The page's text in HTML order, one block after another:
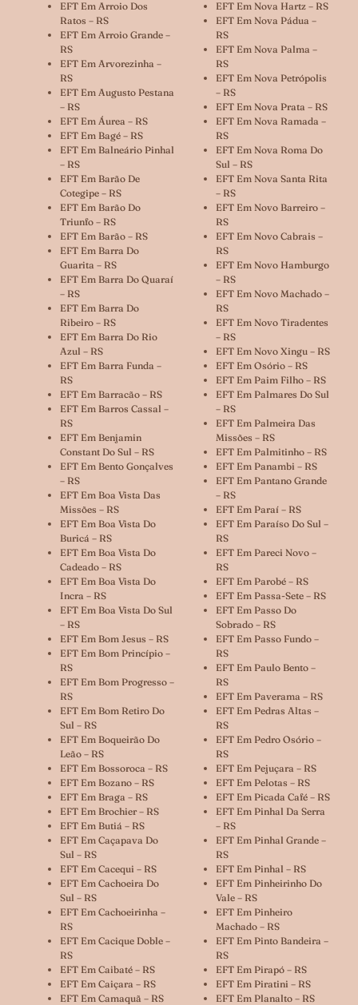
EFT Em Arroio Dos
Ratos – RS
EFT Em Arroio Grande –
RS
EFT Em Arvorezinha –
RS
EFT Em Augusto Pestana
– RS
EFT Em Áurea – RS
EFT Em Bagé – RS
EFT Em Balneário Pinhal
– RS
EFT Em Barão De
Cotegipe – RS
EFT Em Barão Do
Triunfo – RS
EFT Em Barão – RS
EFT Em Barra Do
Guarita – RS
EFT Em Barra Do Quaraí
– RS
EFT Em Barra Do
Ribeiro – RS
EFT Em Barra Do Rio
Azul – RS
EFT Em Barra Funda –
RS
EFT Em Barracão – RS
EFT Em Barros Cassal –
RS
EFT Em Benjamin
Constant Do Sul – RS
EFT Em Bento Gonçalves
– RS
EFT Em Boa Vista Das
Missões – RS
EFT Em Boa Vista Do
Buricá – RS
EFT Em Boa Vista Do
Cadeado – RS
EFT Em Boa Vista Do
Incra – RS
EFT Em Boa Vista Do Sul
– RS
EFT Em Bom Jesus – RS
EFT Em Bom Princípio –
RS
EFT Em Bom Progresso –
RS
EFT Em Bom Retiro Do
Sul – RS
EFT Em Boqueirão Do
Leão – RS
EFT Em Bossoroca – RS
EFT Em Bozano – RS
EFT Em Braga – RS
EFT Em Brochier – RS
EFT Em Butiá – RS
EFT Em Caçapava Do
Sul – RS
EFT Em Cacequi – RS
EFT Em Cachoeira Do
Sul – RS
EFT Em Cachoeirinha –
RS
EFT Em Cacique Doble –
RS
EFT Em Caibaté – RS
EFT Em Caiçara – RS
EFT Em Camaquã – RS
EFT Em Nova Hartz – RS
EFT Em Nova Pádua –
RS
EFT Em Nova Palma –
RS
EFT Em Nova Petrópolis
– RS
EFT Em Nova Prata – RS
EFT Em Nova Ramada –
RS
EFT Em Nova Roma Do
Sul – RS
EFT Em Nova Santa Rita
– RS
EFT Em Novo Barreiro –
RS
EFT Em Novo Cabrais –
RS
EFT Em Novo Hamburgo
– RS
EFT Em Novo Machado –
RS
EFT Em Novo Tiradentes
– RS
EFT Em Novo Xingu – RS
EFT Em Osório – RS
EFT Em Paim Filho – RS
EFT Em Palmares Do Sul
– RS
EFT Em Palmeira Das
Missões – RS
EFT Em Palmitinho – RS
EFT Em Panambi – RS
EFT Em Pantano Grande
– RS
EFT Em Paraí – RS
EFT Em Paraíso Do Sul –
RS
EFT Em Pareci Novo –
RS
EFT Em Parobé – RS
EFT Em Passa-Sete – RS
EFT Em Passo Do
Sobrado – RS
EFT Em Passo Fundo –
RS
EFT Em Paulo Bento –
RS
EFT Em Paverama – RS
EFT Em Pedras Altas –
RS
EFT Em Pedro Osório –
RS
EFT Em Pejuçara – RS
EFT Em Pelotas – RS
EFT Em Picada Café – RS
EFT Em Pinhal Da Serra
– RS
EFT Em Pinhal Grande –
RS
EFT Em Pinhal – RS
EFT Em Pinheirinho Do
Vale – RS
EFT Em Pinheiro
Machado – RS
EFT Em Pinto Bandeira –
RS
EFT Em Pirapó – RS
EFT Em Piratini – RS
EFT Em Planalto – RS